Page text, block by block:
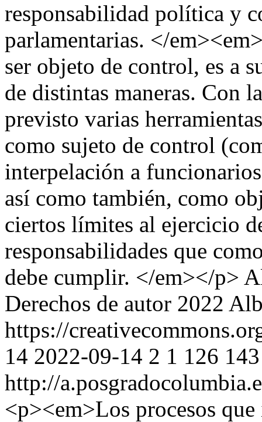
responsabilidad política y
parlamentarias. </
ser objeto de control, es a
de distintas maneras. Con
previsto varias
como sujeto de control
interpelación a
así como también, como
ciertos límites al ejercicio
responsabilidades que
debe cumplir. </em></p>
Derechos de autor 2022
https://
14 2022-09-14 2 1 126 143
http://
<p><em>Los procesos